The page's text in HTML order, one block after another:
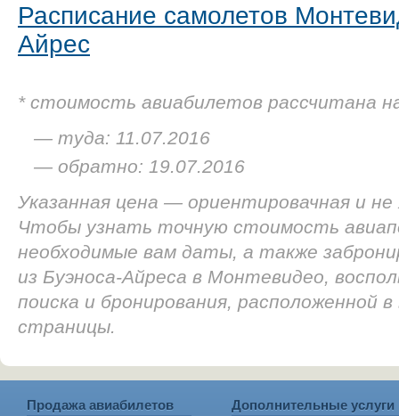
Расписание самолетов
Айрес
* стоимость авиабилетов рассчитана
— туда: 11.07.2016
— обратно: 19.07.2016
Указанная цена — ориентировачная и
Чтобы узнать точную стоимость
необходимые вам даты, а также
из Буэноса-Айреса в Монтевидео,
поиска и бронирования, расположенной
страницы.
Продажа авиабилетов Дополнительные услуги